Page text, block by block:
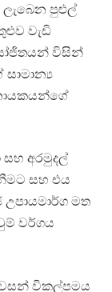
ලැබෙන පුළුල්
වැඩි
විසින්
අරමුදල්
සහ එය
මත
වර්ගය
වසන් විකල්පමය